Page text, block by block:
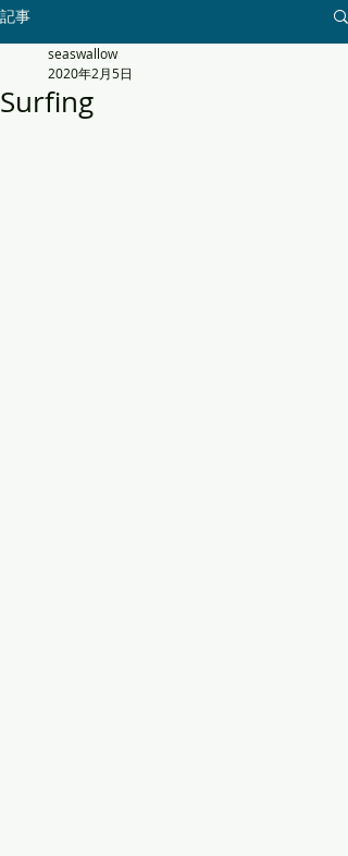
記事
Surfing
seaswallow
2020年2月5日